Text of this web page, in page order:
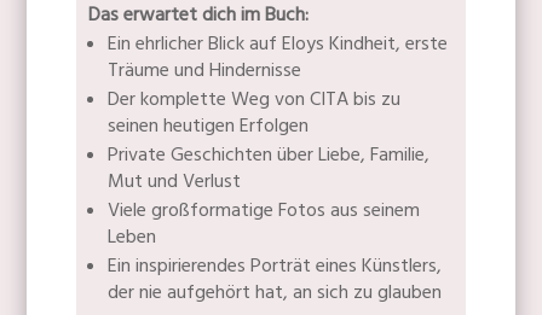
Das erwartet dich im Buch:
Ein ehrlicher Blick auf Eloys Kindheit, erste
Träume und Hindernisse
Der komplette Weg von CITA bis zu
seinen heutigen Erfolgen
Private Geschichten über Liebe, Familie,
Mut und Verlust
Viele großformatige Fotos aus seinem
Leben
Ein inspirierendes Porträt eines Künstlers,
der nie aufgehört hat, an sich zu glauben